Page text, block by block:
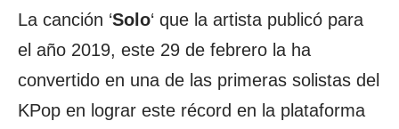
La canción ‘Solo‘ que la artista publicó para
el año 2019, este 29 de febrero la ha
convertido en una de las primeras solistas del
KPop en lograr este récord en la plataforma